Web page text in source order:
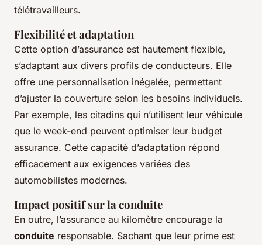
télétravailleurs.
Flexibilité et adaptation
Cette option d’assurance est hautement flexible,
s’adaptant aux divers profils de conducteurs. Elle
offre une personnalisation inégalée, permettant
d’ajuster la couverture selon les besoins individuels.
Par exemple, les citadins qui n’utilisent leur véhicule
que le week-end peuvent optimiser leur budget
assurance. Cette capacité d’adaptation répond
efficacement aux exigences variées des
automobilistes modernes.
Impact positif sur la conduite
En outre, l’assurance au kilomètre encourage la
conduite responsable. Sachant que leur prime est